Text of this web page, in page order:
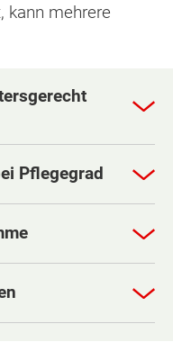
kann mehrere
Pflegegrad